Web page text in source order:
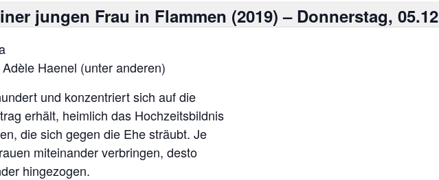
jungen Frau in Flammen (2019) – Donnerstag,
Haenel (unter anderen)
und konzentriert sich auf die
erhält, heimlich das Hochzeitsbildnis
die sich gegen die Ehe sträubt. Je
miteinander verbringen, desto
hingezogen.